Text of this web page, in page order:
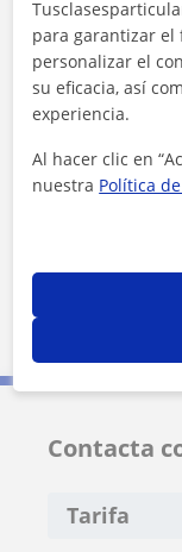
Contacta
Tarifa
para garantizar el
personalizar el
su eficacia, así
experiencia.
Al hacer clic en
nuestra Política